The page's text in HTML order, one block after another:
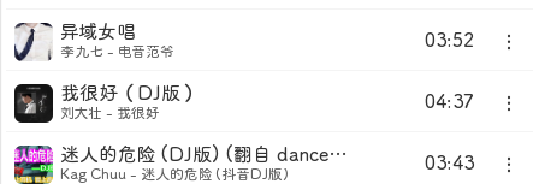
03:52
异域女唱
李九七 - 电音范爷
04:37
我很好（DJ版）
刘大壮 - 我很好
03:43
迷人的危险 (DJ版) (翻自 dance flow)
Kag Chuu - 迷人的危险 (抖音DJ版)